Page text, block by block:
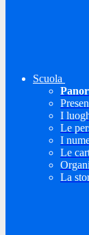
Scuola
I
Le
I
Le
La